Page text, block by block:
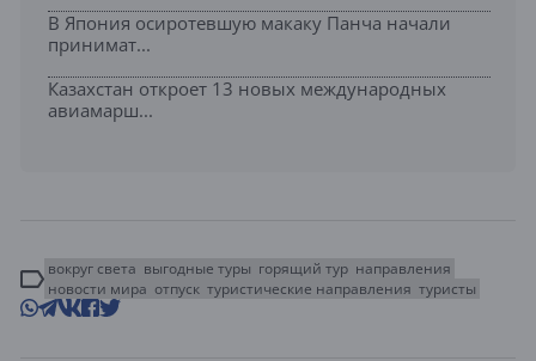
В Япония осиротевшую макаку Панча начали
принимат...
Казахстан откроет 13 новых международных
авиамарш...
вокруг света выгодные туры горящий тур направления
новости мира отпуск туристические направления туристы